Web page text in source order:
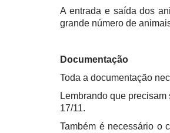
A entrada e saída dos
grande número de
Documentação
Toda a documentação
Lembrando que
17/11.
Também é necessário o